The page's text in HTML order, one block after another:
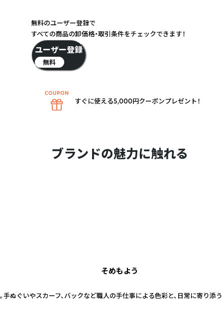
ブランドの魅力に触れる
そめもよう
ぬぐいやスカーフ、バックなど職人の手仕事による色彩と、日常に寄り添
無料のユーザー登録で
すべての商品の卸価格・取引条件をチェックできます！
ユーザー登録
無料
すぐに使える5,000円クーポンプレゼント！